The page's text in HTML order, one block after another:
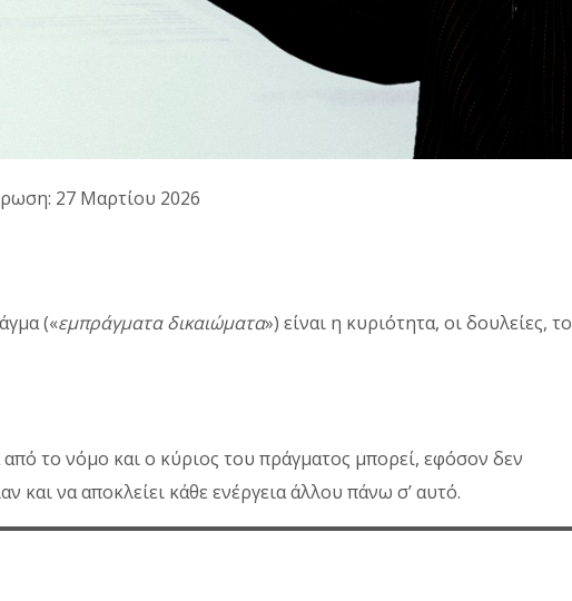
27 Μαρτίου 2026
(«εμπράγματα δικαιώματα») είναι η κυριότητα, οι δουλείες, το
το νόμο και ο κύριος του πράγματος μπορεί, εφόσον δεν
και να αποκλείει κάθε ενέργεια άλλου πάνω σ’ αυτό.